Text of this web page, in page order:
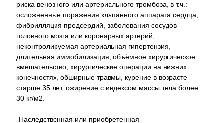
риска венозного или артериального тромбоза, в т.ч.:
осложненные поражения клапанного аппарата сердца,
фибрилляция предсердий, заболевания сосудов
головного мозга или коронарных артерий;
неконтролируемая артериальная гипертензия,
длительная иммобилизация, объёмное хирургическое
вмешательство, хирургические операции на нижних
конечностях, обширные травмы, курение в возрасте
старше 35 лет, ожирение с индексом массы тела более
30 кг/м2.
-Наследственная или приобретенная